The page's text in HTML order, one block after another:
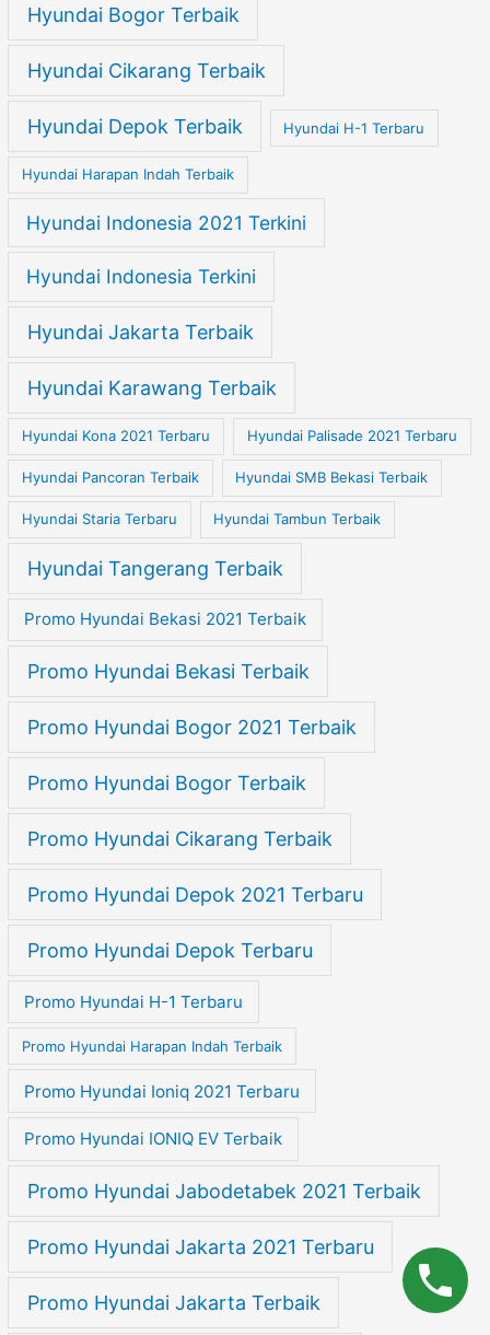
Hyundai Bogor Terbaik
Hyundai Cikarang Terbaik
Hyundai Depok Terbaik Hyundai H-1 Terbaru
Hyundai Harapan Indah Terbaik
Hyundai Indonesia 2021 Terkini
Hyundai Indonesia Terkini
Hyundai Jakarta Terbaik
Hyundai Karawang Terbaik
Hyundai Kona 2021 Terbaru Hyundai Palisade 2021 Terbaru
Hyundai Pancoran Terbaik Hyundai SMB Bekasi Terbaik
Hyundai Staria Terbaru Hyundai Tambun Terbaik
Hyundai Tangerang Terbaik
Promo Hyundai Bekasi 2021 Terbaik
Promo Hyundai Bekasi Terbaik
Promo Hyundai Bogor 2021 Terbaik
Promo Hyundai Bogor Terbaik
Promo Hyundai Cikarang Terbaik
Promo Hyundai Depok 2021 Terbaru
Promo Hyundai Depok Terbaru
Promo Hyundai H-1 Terbaru
Promo Hyundai Harapan Indah Terbaik
Promo Hyundai Ioniq 2021 Terbaru
Promo Hyundai IONIQ EV Terbaik
Promo Hyundai Jabodetabek 2021 Terbaik
Promo Hyundai Jakarta 2021 Terbaru
Promo Hyundai Jakarta Terbaik